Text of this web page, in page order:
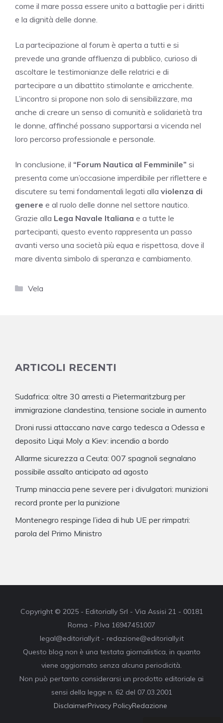
come il mare possa essere unito a battaglie per i diritti
e la dignità delle donne.
La partecipazione al forum è aperta a tutti e si
prevede una grande affluenza di pubblico, curioso di
ascoltare le testimonianze delle relatrici e di
partecipare a un dibattito stimolante e arricchente.
L’incontro si propone non solo di sensibilizzare, ma
anche di creare un senso di comunità e solidarietà tra
le donne, affinché possano supportarsi a vicenda nel
loro percorso professionale e personale.
In conclusione, il “Forum Nautica al Femminile” si
presenta come un’occasione imperdibile per riflettere e
discutere su temi fondamentali legati alla violenza di
genere e al ruolo delle donne nel settore nautico.
Grazie alla Lega Navale Italiana e a tutte le
partecipanti, questo evento rappresenta un passo
avanti verso una società più equa e rispettosa, dove il
mare diventa simbolo di speranza e cambiamento.
Categorie
Vela
ARTICOLI RECENTI
Sudafrica: oltre 30 arresti a Pietermaritzburg per
immigrazione clandestina, tensione sociale in aumento
Droni russi attaccano nave cargo tedesca a Odessa e
deposito Liqui Moly a Kiev: incendio a bordo
Allarme sicurezza a Ceuta: 007 spagnoli segnalano
possibile assalto anticipato ad agosto
Trump minaccia pene severe per i divulgatori: munizioni
record pronte per la punizione
Montenegro respinge l’idea di hub UE per rimpatri:
parola del Primo Ministro
Copyright © 2025 - Editorially Srl - Via Assisi 21 - 00181
Roma - P.Iva 16947451007
legal@editorially.it - redazione@editorially.it
Questo blog non è una testata giornalistica, in quanto
viene aggiornato senza alcuna periodicità.
Non può pertanto considerarsi un prodotto editoriale ai
sensi della legge n. 62 del 07.03.2001
DisclaimerPrivacy PolicyRedazione